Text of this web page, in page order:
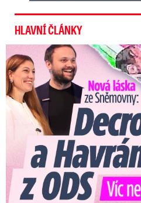
HLAVNÍ ČLÁNKY
Nová láska ve Sněmovně: Decroix